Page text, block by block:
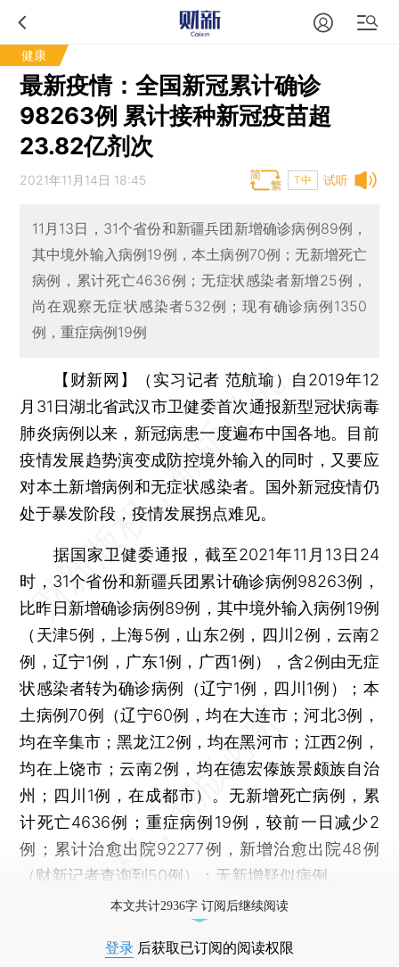
健康
最新疫情：全国新冠累计确诊
98263例 累计接种新冠疫苗超
23.82亿剂次
试听
2021年11月14日 18:45 T中
11月13日，31个省份和新疆兵团新增确诊病例89例，
其中境外输入病例19例，本土病例70例；无新增死亡
病例，累计死亡4636例；无症状感染者新增25例，
尚在观察无症状感染者532例；现有确诊病例1350
例，重症病例19例
【财新网】（实习记者 范航瑜） 自2019年12
月31日湖北省武汉市卫健委首次通报新型冠状病毒
肺炎病例以来，新冠病患一度遍布中国各地。目前
疫情发展趋势演变成防控境外输入的同时，又要应
对本土新增病例和无症状感染者。国外新冠疫情仍
处于暴发阶段，疫情发展拐点难见。
据国家卫健委通报，截至2021年11月13日24
时，31个省份和新疆兵团累计确诊病例98263例，
比昨日新增确诊病例89例，其中境外输入病例19例
（天津5例，上海5例，山东2例，四川2例，云南2
例，辽宁1例，广东1例，广西1例），含2例由无症
状感染者转为确诊病例（辽宁1例，四川1例）；本
土病例70例（辽宁60例，均在大连市；河北3例，
均在辛集市；黑龙江2例，均在黑河市；江西2例，
均在上饶市；云南2例，均在德宏傣族景颇族自治
州；四川1例，在成都市）。无新增死亡病例，累
计死亡4636例；重症病例19例，较前一日减少2
例；累计治愈出院92277例，新增治愈出院48例
（财新记者查询到50例）；无新增疑似病例。
本文共计2936字 订阅后继续阅读
登录 后获取已订阅的阅读权限